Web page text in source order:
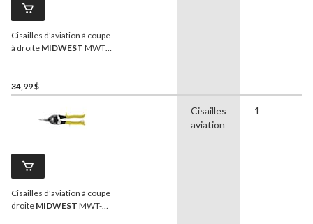
Cisailles d'aviation à coupe
à droite MIDWEST MWT-
Kush'n-Power à prise
confortable
34,99 $
Cisailles d'aviation à coupe
droite MIDWEST MWT-
Cisailles
aviation
1